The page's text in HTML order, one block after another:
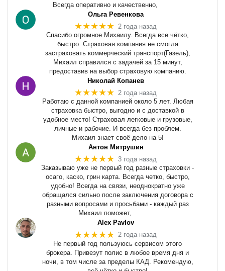
Всегда оперативно и качественно,
Ольга Ревенкова
★★★★★ 2 года назад
Спасибо огромное Михаилу. Всегда все чётко,
быстро. Страховая компания не смогла
застраховать коммерческий транспорт(Газель),
Михаил справился с задачей за 15 минут,
предоставив на выбор страховую компанию.
Николай Копанев
★★★★★ 2 года назад
Работаю с данной компанией около 5 лет. Любая
страховка быстро, выгодно и с доставкой в
удобное место! Страховал легковые и грузовые,
личные и рабочие. И всегда без проблем.
Михаил знает своё дело на 5!
Антон Митрушин
★★★★★ 3 года назад
Заказываю уже не первый год разные страховки -
осаго, каско, грин карта. Всегда четко, быстро,
удобно! Всегда на связи, неоднократно уже
обращался сильно после заключения договора с
разными вопросами и просьбами - каждый раз
Михаил поможет,
Alex Pavlov
★★★★★ 2 года назад
Не первый год пользуюсь сервисом этого
брокера. Привезут полис в любое время дня и
ночи, в том числе за пределы КАД. Рекомендую,